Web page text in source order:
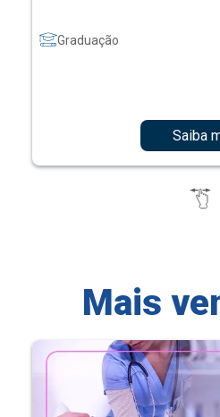
Graduação
Saiba
Mais